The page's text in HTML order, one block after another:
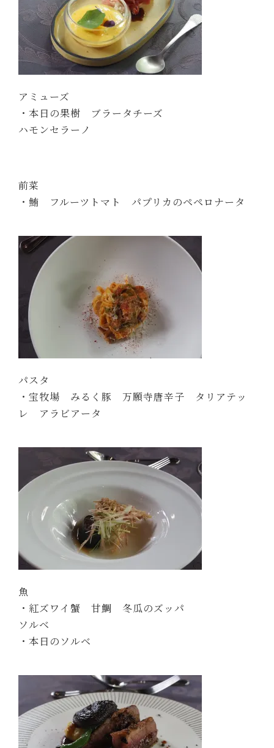
アミューズ
・本日の果樹 ブラータチーズ
ハモンセラーノ
前菜
・鮪 フルーツトマト パプリカのペペロナータ
パスタ
・宝牧場 みるく豚 万願寺唐辛子 タリアテッ
レ アラビアータ
魚
・紅ズワイ蟹 甘鯛 冬瓜のズッパ
ソルベ
・本日のソルベ